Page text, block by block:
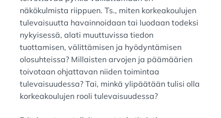
näkökulmista riippuen. Ts., miten korkeakoulujen
tulevaisuutta havainnoidaan tai luodaan todeksi
nykyisessä, alati muuttuvissa tiedon
tuottamisen, välittämisen ja hyödyntämisen
olosuhteissa? Millaisten arvojen ja päämäärien
toivotaan ohjattavan niiden toimintaa
tulevaisuudessa? Tai, minkä ylipäätään tulisi olla
korkeakoulujen rooli tulevaisuudessa?